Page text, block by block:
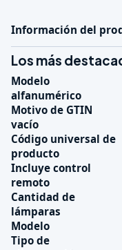
Información del
Los más
Modelo
alfanumérico
Motivo de GTIN
vacío
Código universal de
producto
Incluye control
remoto
Cantidad de
lámparas
Modelo
Tipo de